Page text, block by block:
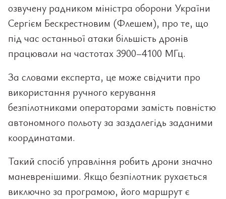
озвучену радником міністра оборони України
Сергієм Бескрестновим (Флешем), про те, що
під час останньої атаки більшість дронів
працювали на частотах 3900–4100 МГц.
За словами експерта, це може свідчити про
використання ручного керування
безпілотниками операторами замість повністю
автономного польоту за заздалегідь заданими
координатами.
Такий спосіб управління робить дрони значно
маневренішими. Якщо безпілотник рухається
виключно за програмою, його маршрут є